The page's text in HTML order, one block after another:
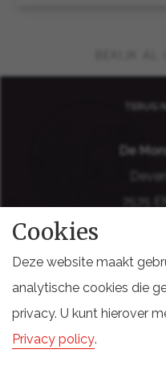
De
7575
DISCLAIMER
LEVERINGSVOORWAARDEN
Cookies
Deze website maakt
analytische cookies die
privacy. U kunt hierover
Privacy policy.